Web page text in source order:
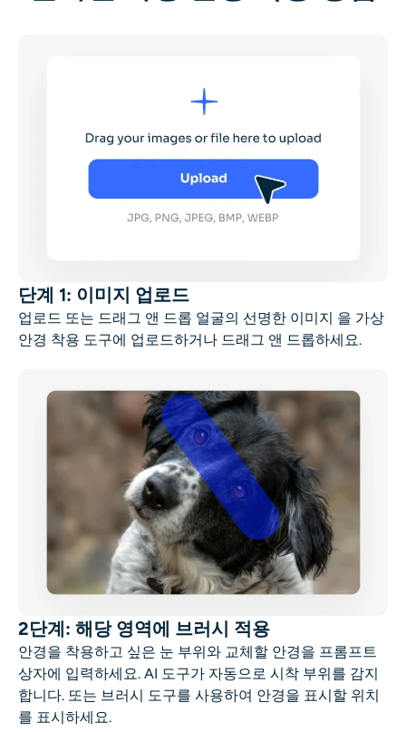
단계 1: 이미지 업로드
업로드 또는 드래그 앤 드롭 얼굴의 선명한 이미지 을 가상
안경 착용 도구에 업로드하거나 드래그 앤 드롭하세요.
2단계: 해당 영역에 브러시 적용
안경을 착용하고 싶은 눈 부위와 교체할 안경을 프롬프트
상자에 입력하세요. AI 도구가 자동으로 시착 부위를 감지
합니다. 또는 브러시 도구를 사용하여 안경을 표시할 위치
를 표시하세요.